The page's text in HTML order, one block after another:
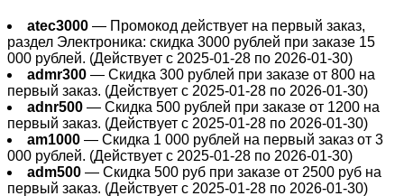
atec3000 — Промокод действует на первый заказ,
раздел Электроника: скидка 3000 рублей при заказе 15
000 рублей. (Действует с 2025-01-28 по 2026-01-30)
admr300 — Скидка 300 рублей при заказе от 800 на
первый заказ. (Действует с 2025-01-28 по 2026-01-30)
adnr500 — Скидка 500 рублей при заказе от 1200 на
первый заказ. (Действует с 2025-01-28 по 2026-01-30)
am1000 — Скидка 1 000 рублей на первый заказ от 3
000 рублей. (Действует с 2025-01-28 по 2026-01-30)
adm500 — Скидка 500 руб при заказе от 2500 руб на
первый заказ. (Действует с 2025-01-28 по 2026-01-30)